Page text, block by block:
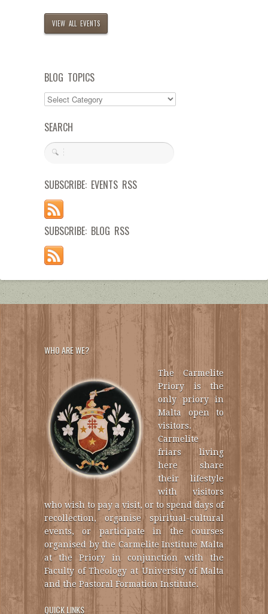
VIEW ALL EVENTS
BLOG TOPICS
SEARCH
SUBSCRIBE: EVENTS RSS
SUBSCRIBE: BLOG RSS
WHO ARE WE?
The Carmelite
Priory is the
only priory in
Malta open to
visitors.
Carmelite
friars living
here share
their lifestyle
with visitors
who wish to pay a visit, or to spend days of
recollection, organise spiritual-cultural
events, or participate in the courses
organised by the Carmelite Institute Malta
at the Priory in conjunction with the
Faculty of Theology at University of Malta
and the Pastoral Formation Institute.
QUICK LINKS